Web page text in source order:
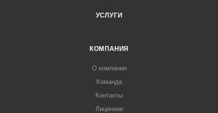
УСЛУГИ
КОМПАНИЯ
О компании
Команда
Контакты
Лицензии